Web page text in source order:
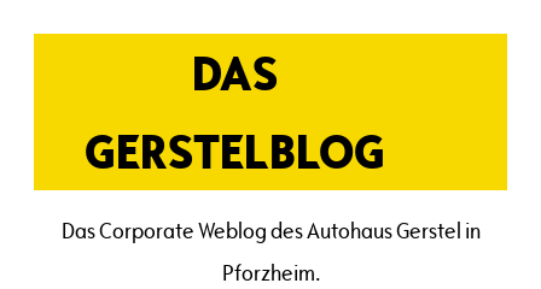
Inhalt
DAS
GERSTELBLOG
Das Corporate Weblog des Autohaus Gerstel in
Pforzheim.